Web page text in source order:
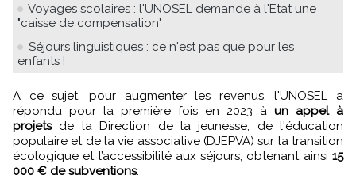
Voyages scolaires : l'UNOSEL demande à l'Etat une
"caisse de compensation"
Séjours linguistiques : ce n'est pas que pour les
enfants !
A ce sujet, pour augmenter les revenus, l'UNOSEL a
répondu pour la première fois en 2023 à un appel à
projetsde la Direction de la jeunesse, de l'éducation
populaire et de la vie associative (DJEPVA) sur la transition
écologique et l’accessibilité aux séjours, obtenant ainsi 15
000 € de subventions.